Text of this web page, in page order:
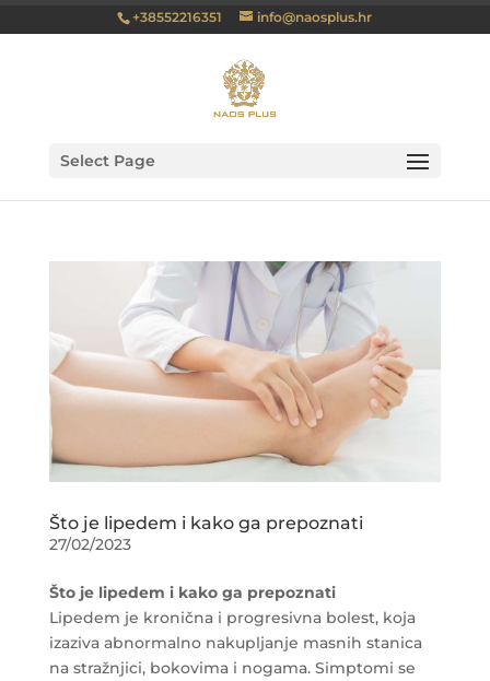
+38552216351 info@naosplus.hr
Select Page
Što je lipedem i kako ga prepoznati
27/02/2023
Što je lipedem i kako ga prepoznati
Lipedem je kronična i progresivna bolest, koja
izaziva abnormalno nakupljanje masnih stanica
na stražnjici, bokovima i nogama. Simptomi se